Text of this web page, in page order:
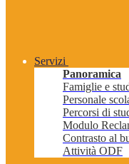
Servizi
Panoramica
Famiglie e
Personale
Percorsi di
Modulo
Contrasto al
Attività ODF